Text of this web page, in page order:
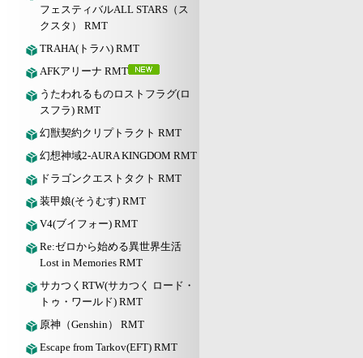
フェスティバルALL STARS（ス
クスタ） RMT
TRAHA(トラハ) RMT
AFKアリーナ RMT
うたわれるものロストフラグ(ロ
スフラ) RMT
幻獣契約クリプトラクト RMT
幻想神域2-AURA KINGDOM RMT
ドラゴンクエストタクト RMT
装甲娘(そうむす) RMT
V4(ブイフォー) RMT
Re:ゼロから始める異世界生活
Lost in Memories RMT
サカつくRTW(サカつく ロード・
トゥ・ワールド) RMT
原神（Genshin） RMT
Escape from Tarkov(EFT) RMT